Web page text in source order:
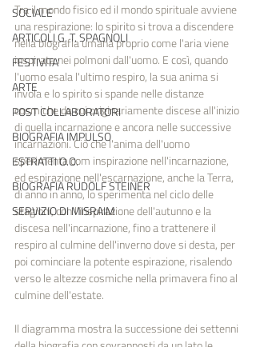
SOCIALE
ARTICOLI G. T. SPAGNOLI
FESTIVITA'
ARTE
POST COLLABORATORI
BIOGRAFIA IMPULSO
ESTRATTI O.O.
BIOGRAFIA RUDOLF STEINER
SERVIZIO DI MISRAIM
Tra il mondo fisico ed il mondo spirituale avviene
una respirazione: lo spirito si trova a discendere
nella biografia umana proprio come l'aria viene
inspirata nei polmoni dall'uomo. E così, quando
l'uomo esala l'ultimo respiro, la sua anima si
invola e lo spirito si spande nelle distanze
cosmiche da cui originariamente discese all'inizio
di quella incarnazione e ancora nelle successive
incarnazioni. Ciò che l'anima dell'uomo
sperimenta com inspirazione nell'incarnazione,
ed espirazione nell'escarnazione, anche la Terra,
di anno in anno, lo sperimenta nel ciclo delle
stagioni, con l'inspirazione dell'autunno e la
discesa nell'incarnazione, fino a trattenere il
respiro al culmine dell'inverno dove si desta, per
poi cominciare la potente espirazione, risalendo
verso le altezze cosmiche nella primavera fino al
culmine dell'estate.
Il diagramma mostra la successione dei settenni